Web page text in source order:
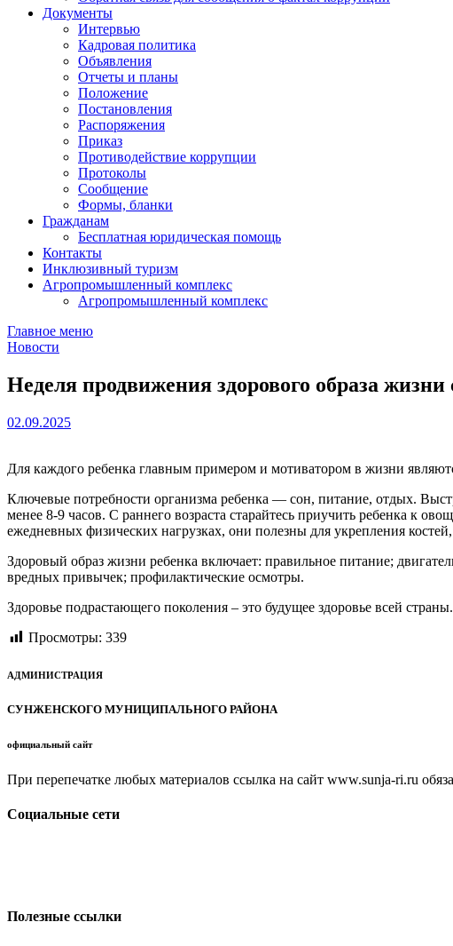
Документы
Интервью
Кадровая политика
Объявления
Отчеты и планы
Положение
Постановления
Распоряжения
Приказ
Противодействие коррупции
Протоколы
Сообщение
Формы, бланки
Гражданам
Бесплатная юридическая помощь
Контакты
Инклюзивный туризм
Агропромышленный комплекс
Агропромышленный комплекс
Главное меню
Новости
Неделя продвижения здорового образа жизни
02.09.2025
Для каждого ребенка главным примером и мотиватором в жизни
Ключевые потребности организма ребенка — сон, питание, отдых.
менее 8-9 часов. С раннего возраста старайтесь приучить ребенка к
ежедневных физических нагрузках, они полезны для укрепления
Здоровый образ жизни ребенка включает: правильное питание;
вредных привычек; профилактические осмотры.
Здоровье подрастающего поколения – это будущее здоровье всей страны.
Просмотры: 339
АДМИНИСТРАЦИЯ
СУНЖЕНСКОГО МУНИЦИПАЛЬНОГО РАЙОНА
официальный сайт
При перепечатке любых материалов ссылка на сайт www.sunja-ri.ru
Социальные сети
Полезные ссылки